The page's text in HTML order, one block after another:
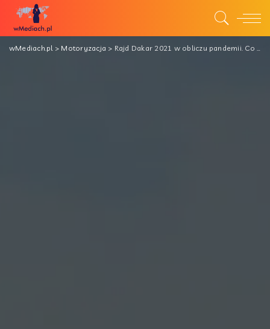
wMediach.pl> Motoryzacja > Rajd Dakar 2021 w obliczu pandemii. Co warto wiedzieć o kolejnej edycji imprezy?